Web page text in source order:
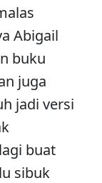
Abigail
buku
juga
jadi versi
buat
sibuk